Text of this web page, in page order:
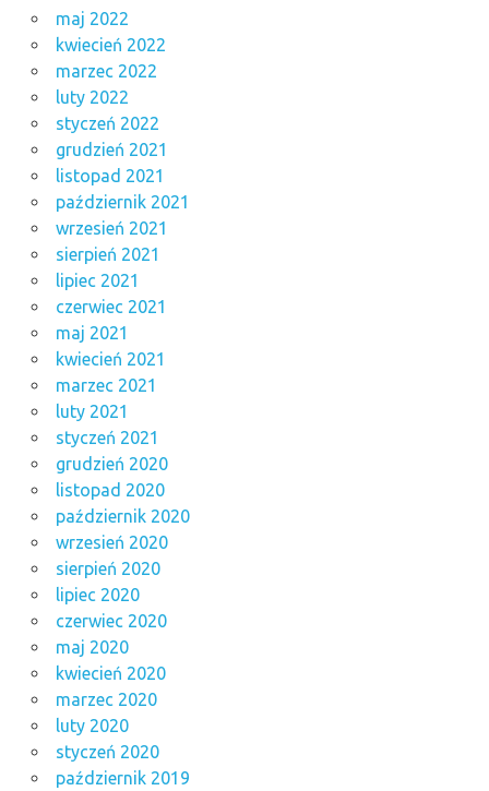
maj 2022
kwiecień 2022
marzec 2022
luty 2022
styczeń 2022
grudzień 2021
listopad 2021
październik 2021
wrzesień 2021
sierpień 2021
lipiec 2021
czerwiec 2021
maj 2021
kwiecień 2021
marzec 2021
luty 2021
styczeń 2021
grudzień 2020
listopad 2020
październik 2020
wrzesień 2020
sierpień 2020
lipiec 2020
czerwiec 2020
maj 2020
kwiecień 2020
marzec 2020
luty 2020
styczeń 2020
październik 2019